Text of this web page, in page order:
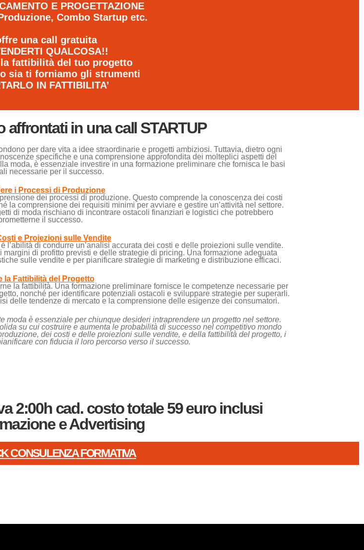
E PROGETTAZIONE
Combo Startup etc.
una call gratuita
QUALCOSA!!
fattibilità del tuo progetto
sia ti forniamo gli strumenti
IN FATTIBILITA’
affrontati in una call STARTUP
per dare vita a idee straordinarie e progetti ambiziosi. Tuttavia, dietro ogni
specifiche e una comprensione approfondita dei molteplici aspetti del
moda, è essenziale investire in una formazione preliminare che fornisca le basi
necessarie per il successo.
i Processi di Produzione
dei processi di produzione. Questo comprende la conoscenza dei costi
la comprensione dei requisiti minimi per avviare e gestire un’attività nel settore.
di moda rischiano di incontrare ostacoli finanziari e logistici che potrebbero
il successo.
e Proiezioni sulle Vendite
di condurre un’analisi accurata dei costi e delle proiezioni sulle vendite.
di profitto previsti e delle strategie di pricing. Una formazione adeguata
sulle vendite e per pianificare strategie di marketing e distribuzione efficaci.
la Fattibilità del Progetto
la fattibilità. Una formazione preliminare fornisce le competenze necessarie per
nonché per identificare potenziali ostacoli e sviluppare strategie per superarli.
delle tendenze di mercato e la comprensione delle esigenze dei consumatori.
è essenziale per chiunque desideri intraprendere un progetto nel settore.
su cui costruire e aumenta le probabilità di successo nel competitivo mondo
dei costi e delle proiezioni sulle vendite, e della fattibilità del progetto, i
con fiducia il loro percorso verso il successo.
2:00h cad. costo totale 59 euro inclusi
e Advertising
CONSULENZA FORMATIVA